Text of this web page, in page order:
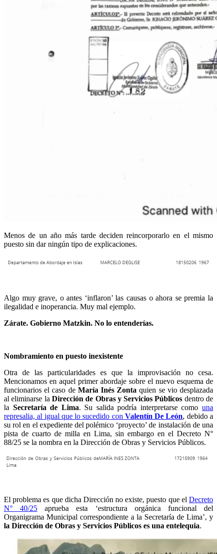
Menos de un año más tarde deciden reincorporarlo en el mismo
puesto sin dar ningún tipo de explicaciones.
Algo muy grave, o antes ‘inflaron’ las causas o ahora se premia la
ilegalidad e inoperancia. Muy mal ejemplo.
Zárate. Gobierno Matzkin. No lo entenderías.
Nombramiento en puesto inexistente
Otra de las particularidades es que la improvisación no cesa.
Mencionamos en aquel primer abordaje sobre el nuevo esquema de
funcionarios el caso de María Inés Zontaquien se vio desplazada
al eliminarse la Dirección de Obras y Servicios Públicos dentro de
la Secretaría de Lima. Su salida podría interpretarse comouna
represalia, al igual que lo sucedido con Valentín De León, debido a
su rol en el expediente del polémico ‘proyecto’ de instalación de una
pista de cuarto de milla en Lima, sin embargo en el Decreto N°
88/25 se la nombra en la Dirección de Obras y Servicios Públicos.
El problema es que dicha Dirección no existe, puesto que el Decreto
N° 40/25 aprueba esta ‘estructura orgánica funcional del
Organigrama Municipal correspondiente a la Secretaría de Lima’, y
la Dirección de Obras y Servicios Públicos es una entelequia.